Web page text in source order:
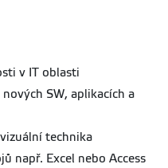
v IT oblasti
SW, aplikacích a
technika
např. Excel nebo Access